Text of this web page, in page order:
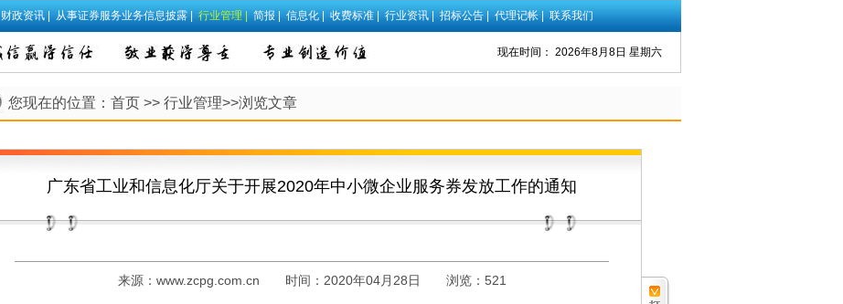
财政资讯| 从事证券服务业务信息披露| 行业管理| 简报| 信息化| 收费标准| 行业资讯| 招标公告| 代理记帐| 联系我们
现在时间： 2026年8月8日 星期六
您现在的位置： 首页 >> 行业管理>>浏览文章
广东省工业和信息化厅关于开展2020年中小微企业服务券发放工作的通知
来源： www.zcpg.com.cn 时间：2020年04月28日 浏览： 521